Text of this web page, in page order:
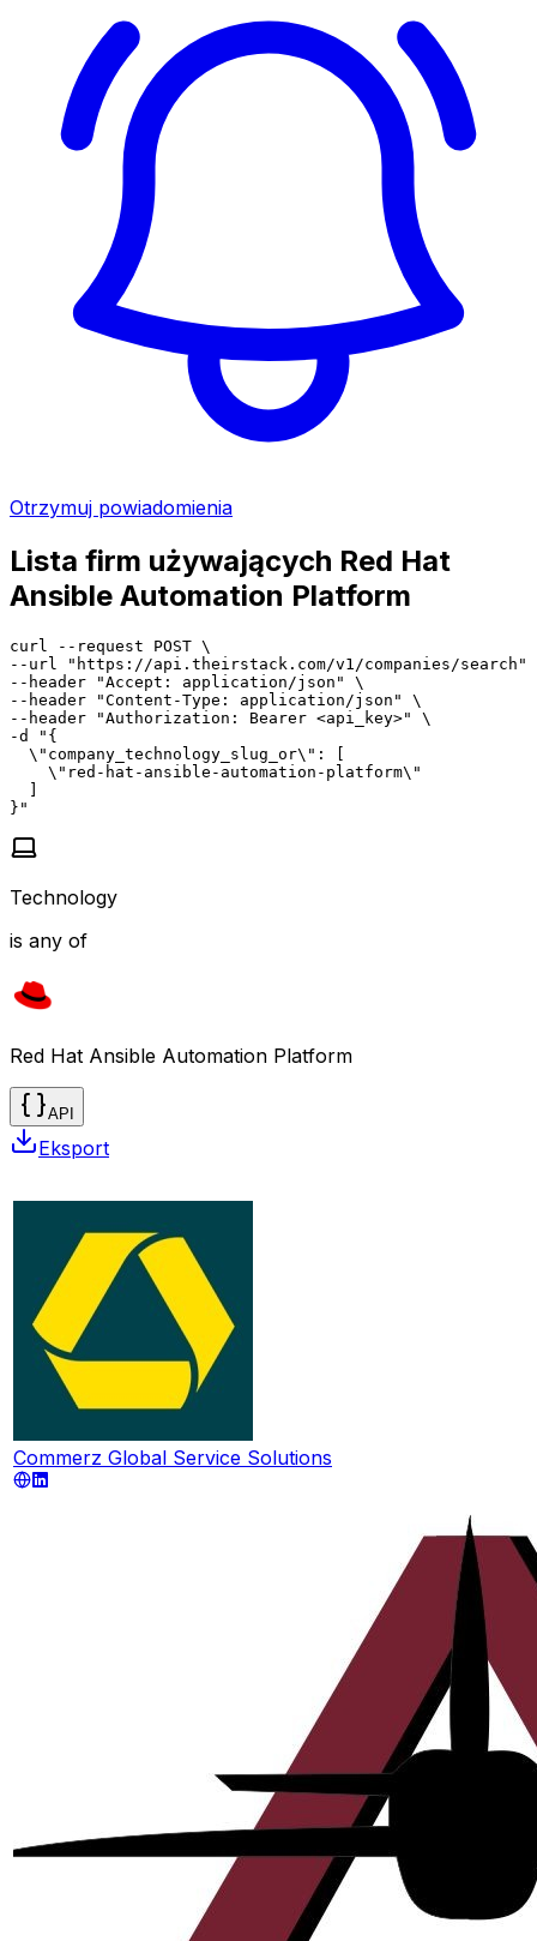
Otrzymuj powiadomienia
Lista firm używających Red Hat
Ansible Automation Platform
curl --request POST \
--url "https://api.theirstack.com/v1/companies/search"
--header "Accept: application/json" \
--header "Content-Type: application/json" \
--header "Authorization: Bearer <api_key>" \
-d "{
  \"company_technology_slug_or\": [
    \"red-hat-ansible-automation-platform\"
  ]
}"
Technology
is any of
Red Hat Ansible Automation Platform
API
Eksport
Commerz Global Service Solutions